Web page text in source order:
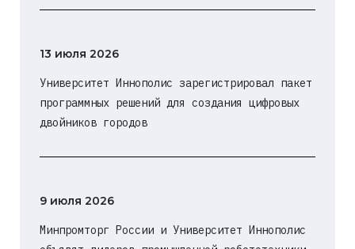
13 июля 2026
Университет Иннополис зарегистрировал пакет
программных решений для создания цифровых
двойников городов
9 июля 2026
Минпромторг России и Университет Иннополис